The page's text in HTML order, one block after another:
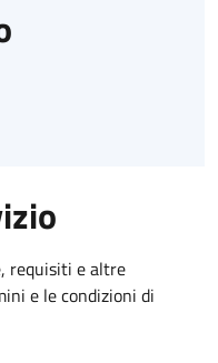
requisiti e altre
e le condizioni di